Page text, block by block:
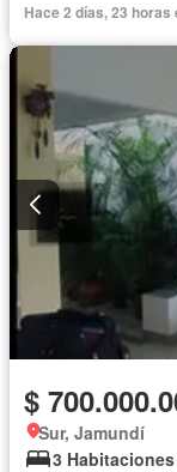
Caseta de
Hace 2 días, 23
$
Sur, Jamundí
3 Habitaciones